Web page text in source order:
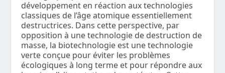
développement en réaction aux technologies
classiques de l’âge atomique essentiellement
destructrices. Dans cette perspective, par
opposition à une technologie de destruction de
masse, la biotechnologie est une technologie
verte conçue pour éviter les problèmes
écologiques à long terme et pour répondre aux